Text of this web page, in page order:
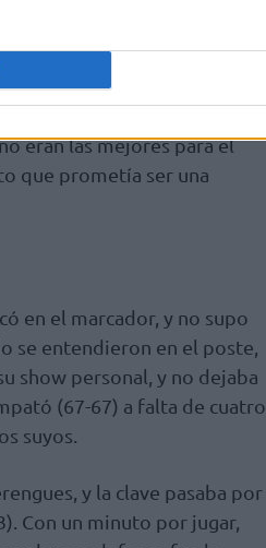
meter miedo a los de
de muchas dudas, de no
madridista, y sirvió
eran las mejores para el
que prometía ser una
en el marcador, y no supo
se entendieron en el poste,
show personal, y no dejaba
(67-67) a falta de cuatro
suyos.
y la clave pasaba por
Con un minuto por jugar,